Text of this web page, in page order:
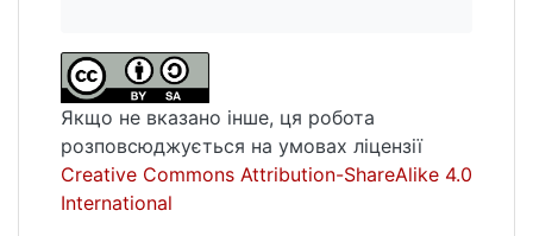
Якщо не вказано інше, ця робота
розповсюджується на умовах ліцензії
Creative Commons Attribution-ShareAlike 4.0
International